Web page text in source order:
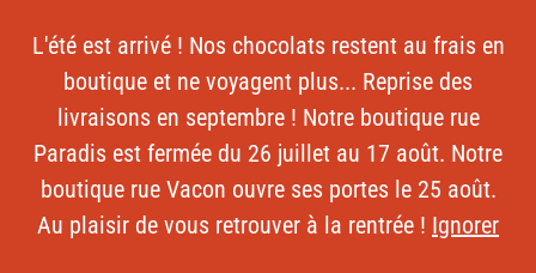
L'été est arrivé ! Nos chocolats restent au frais en
boutique et ne voyagent plus... Reprise des
livraisons en septembre ! Notre boutique rue
Paradis est fermée du 26 juillet au 17 août. Notre
boutique rue Vacon ouvre ses portes le 25 août.
Au plaisir de vous retrouver à la rentrée ! Ignorer